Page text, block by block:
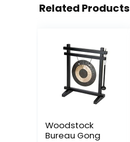
Related Products
Woodstock
Bureau Gong